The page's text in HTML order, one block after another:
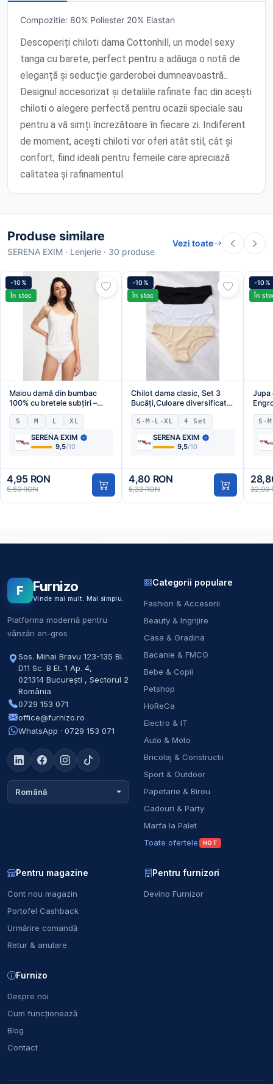
Compozitie: 80% Poliester 20% Elastan
Descoperiți chiloti dama Cottonhill, un model sexy
tanga cu barete, perfect pentru a adăuga o notă de
eleganță și seducție garderobei dumneavoastră..
Designul accesorizat și detaliile rafinate fac din acești
chiloti o alegere perfectă pentru ocazii speciale sau
pentru a vă simți încrezătoare în fiecare zi. Indiferent
de moment, acești chiloti vor oferi atât stil, cât și
confort, fiind ideali pentru femeile care apreciază
calitatea și rafinamentul.
Produse similare
SERENA EXIM · Lenjerie · 30 produse
Vezi toate
-10%
În stoc
Maiou damă din bumbac
100% cu bretele subțiri –
model simplu,Engros
S M L XL
SERENA EXIM
9,5/10
4,95 RON
5,50 RON
-10%
În stoc
Chilot dama clasic, Set 3
Bucăți,Culoare diversificata,
Engros
S-M-L-XL 4 Set
SERENA EXIM
9,5/10
4,80 RON
5,33 RON
-10%
În
Jupa
S-
32,00
F Furnizo
Vinde mai mult. Mai simplu.
Platforma modernă pentru
vânzări en-gros
Sos. Mihai Bravu 123-135 Bl.
D11 Sc. B Et. 1 Ap. 4,
021314 București , Sectorul 2
România
0729 153 071
office@furnizo.ro
WhatsApp · 0729 153 071
Română
Categorii populare
Fashion & Accesorii
Beauty & Ingrijire
Casa & Gradina
Bacanie & FMCG
Bebe & Copii
Petshop
HoReCa
Electro & IT
Auto & Moto
Bricolaj & Constructii
Sport & Outdoor
Papetarie & Birou
Cadouri & Party
Marfa la Palet
Toate ofertele
HOT
Pentru magazine
Cont nou magazin
Portofel Cashback
Urmărire comandă
Retur & anulare
Pentru furnizori
Devino Furnizor
Furnizo
Despre noi
Cum funcționează
Blog
Contact